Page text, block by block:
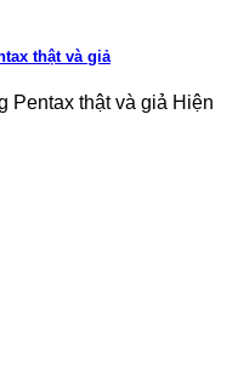
thật và giả
Pentax thật và giả Hiện